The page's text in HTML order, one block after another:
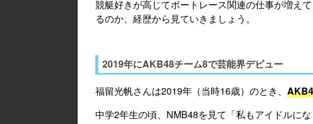
競艇好きが高じてボートレース関連の仕事が増え
るのか、経歴から見ていきましょう。
2019年にAKB48チーム8で芸能界デビュー
福留光帆さんは2019年（当時16歳）のとき、
中学2年生の頃、NMB48を見て「私もアイドルにな